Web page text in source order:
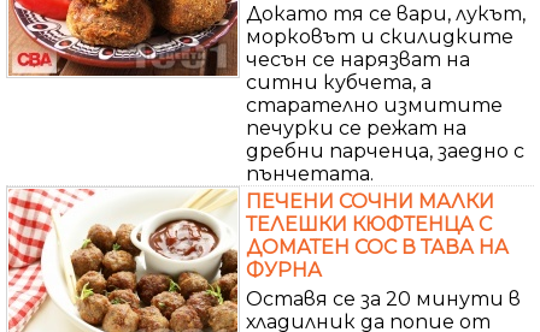
Докато тя се вари, лукът,
морковът и скилидките
чесън се нарязват на
ситни кубчета, а
старателно измитите
печурки се режат на
дребни парченца, заедно с
пънчетата.
ПЕЧЕНИ СОЧНИ МАЛКИ
ТЕЛЕШКИ КЮФТЕНЦА С
ДОМАТЕН СОС В ТАВА НА
ФУРНА
Оставя се за 20 минути в
хладилник да попие от